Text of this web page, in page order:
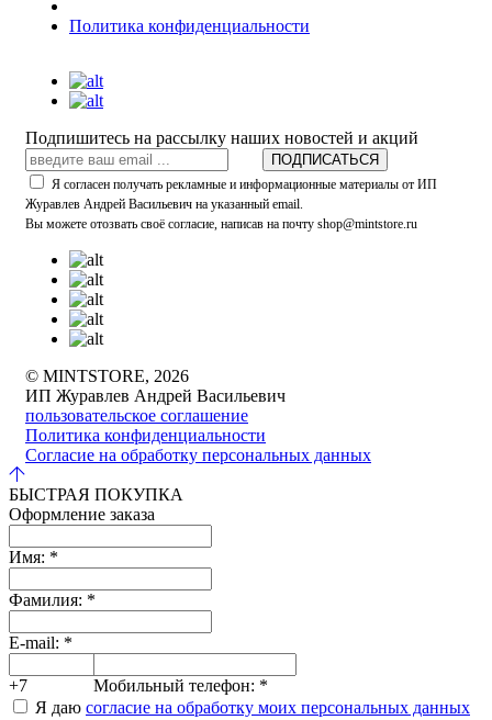
Политика конфиденциальности
Подпишитесь на рассылку наших новостей и акций
ПОДПИСАТЬСЯ
Я согласен получать рекламные и информационные материалы от ИП
Журавлев Андрей Васильевич на указанный email.
Вы можете отозвать своё согласие, написав на почту shop@mintstore.ru
© MINTSTORE, 2026
ИП Журавлев Андрей Васильевич
пользовательское соглашение
Политика конфиденциальности
Согласие на обработку персональных данных
БЫСТРАЯ ПОКУПКА
Оформление заказа
Имя: *
Фамилия: *
E-mail: *
+7 Мобильный телефон: *
Я даю согласие на обработку моих персональных данных